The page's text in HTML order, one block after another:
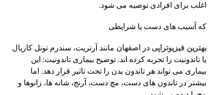
اغلب برای افرادی توصیه می شود.
که آسیب های دست یا شرایطی
بهترین فیزیوتراپی در اصفهان مانند آرتریت، سندرم تونل کارپال
یا تاندونیت را تجربه کرده اند. توضیح بیماری تاندونیت: این
بیماری می تواند هر تاندون بدن را تحت تاثیر قرار دهد. اما
بیشتر در تاندون های دست، مچ دست، آرنج، شانه ها، زانوها و